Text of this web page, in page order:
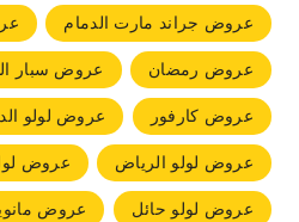
عروض جراند مارت الدمام
عروض رمضان
عروض سبار
عروض كارفور
عروض لولو
عروض لولو الرياض
عروض
عروض لولو حائل
عروض